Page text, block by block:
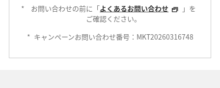
*
お問い合わせの前に「よくあるお問い合わせ
」を
ご確認ください。
* キャンペーンお問い合わせ番号：MKT20260316748